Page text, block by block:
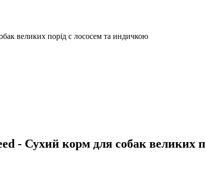
великих порід с лососем та индичкою
- Сухий корм для собак великих